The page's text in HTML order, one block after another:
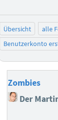
Übersicht alle
Benutzerkonto
Zombies
Der